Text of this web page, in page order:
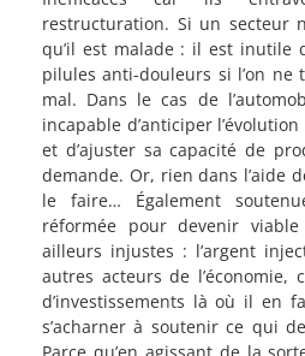
restructuration. Si un secteur
qu’il est malade : il est inutile
pilules anti-douleurs si l’on ne
mal. Dans le cas de
incapable d’anticiper
et d’ajuster sa capacité de
demande. Or, rien dans l’aide
le faire… Également
réformée pour devenir
ailleurs injustes : l’argent
autres acteurs de
d’investissements là où il en
s’acharner à soutenir ce qui